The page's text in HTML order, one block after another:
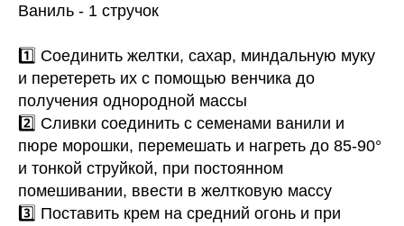
Ваниль - 1 стручок
1️⃣ Соединить желтки, сахар, миндальную муку
и перетереть их с помощью венчика до
получения однородной массы
2️⃣ Сливки соединить с семенами ванили и
пюре морошки, перемешать и нагреть до 85-90°
и тонкой струйкой, при постоянном
помешивании, ввести в желтковую массу
3️⃣ Поставить крем на средний огонь и при